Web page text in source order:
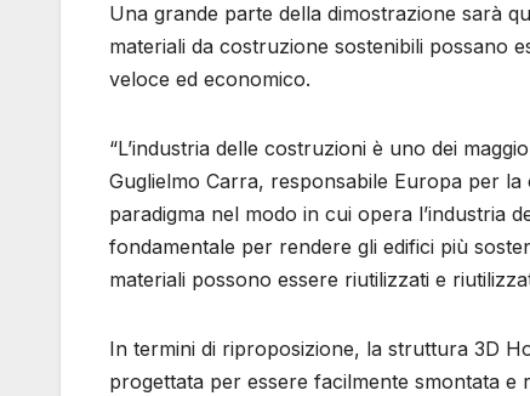
Una grande parte della dimostrazione sarà
materiali da costruzione sostenibili possano
veloce ed economico.
“L’industria delle costruzioni è uno dei
Guglielmo Carra, responsabile Europa per
paradigma nel modo in cui opera l’industria
fondamentale per rendere gli edifici più
materiali possono essere riutilizzati e
In termini di riproposizione, la struttura 3D
progettata per essere facilmente smontata e